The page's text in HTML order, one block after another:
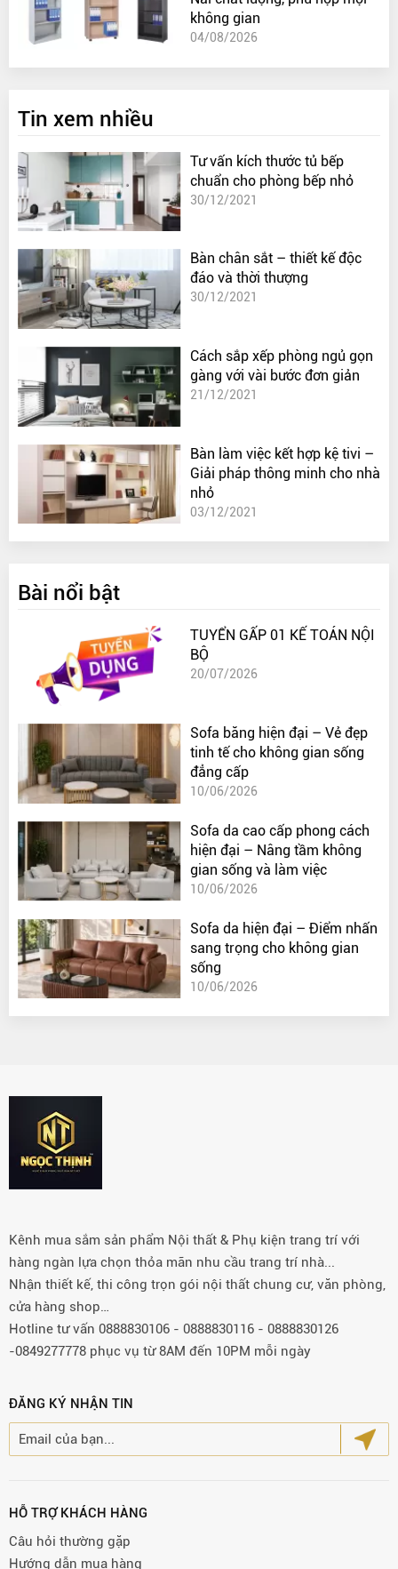
không gian
04/08/2026
Tin xem nhiều
Tư vấn kích thước tủ bếp
chuẩn cho phòng bếp nhỏ
30/12/2021
Bàn chân sắt – thiết kế độc
đáo và thời thượng
30/12/2021
Cách sắp xếp phòng ngủ gọn
gàng với vài bước đơn giản
21/12/2021
Bàn làm việc kết hợp kệ tivi –
Giải pháp thông minh cho nhà
nhỏ
03/12/2021
Bài nổi bật
TUYỂN GẤP 01 KẾ TOÁN NỘI
BỘ
20/07/2026
Sofa băng hiện đại – Vẻ đẹp
tinh tế cho không gian sống
đẳng cấp
10/06/2026
Sofa da cao cấp phong cách
hiện đại – Nâng tầm không
gian sống và làm việc
10/06/2026
Sofa da hiện đại – Điểm nhấn
sang trọng cho không gian
sống
10/06/2026
Kênh mua sắm sản phẩm Nội thất & Phụ kiện trang trí với
hàng ngàn lựa chọn thỏa mãn nhu cầu trang trí nhà...
Nhận thiết kế, thi công trọn gói nội thất chung cư, văn phòng,
cửa hàng shop…
Hotline tư vấn 0888830106 - 0888830116 - 0888830126
-0849277778 phục vụ từ 8AM đến 10PM mỗi ngày
ĐĂNG KÝ NHẬN TIN
HỖ TRỢ KHÁCH HÀNG
Câu hỏi thường gặp
Hướng dẫn mua hàng